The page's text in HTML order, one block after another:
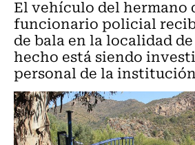
El vehículo del hermano
funcionario policial
de bala en la localidad
hecho está siendo
personal de la